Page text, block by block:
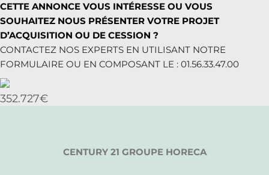
CETTE ANNONCE VOUS INTÉRESSE OU VOUS
SOUHAITEZ NOUS PRÉSENTER VOTRE PROJET
D’ACQUISITION OU DE CESSION ?
CONTACTEZ NOS EXPERTS EN UTILISANT NOTRE
FORMULAIRE OU EN COMPOSANT LE : 01.56.33.47.00
352.727€
CENTURY 21 GROUPE HORECA